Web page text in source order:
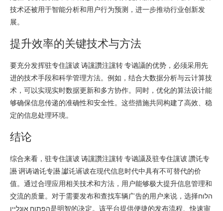
技术还被用于智能分析和用户行为预测，进一步推动行业创新发
展。
提升效率的关键技术与方法
要充分发挥驻专住讜诐 诪讜讚注讜转 专讻讘的优势，必须采用先
进的技术手段和科学管理方法。例如，结合大数据分析与云计算技
术，可以实现实时数据更新和多方协作。同时，优化的算法设计能
够确保信息传递的准确性和安全性。这些措施共同构建了高效、稳
定的信息处理环境。
结论
综合来看，驻专住讜诐 诪讜讚注讜转 专讻讘及驻专住讜诐 讚讬专
讛 诇诪讻讬专讛 讞讬谞诐在现代信息时代中具有不可替代的价
值。通过合理应用相关技术和方法，用户能够极大提升信息管理和
交流的质量。对于需要发布和查找车辆广告的用户来说，选择הלוח
הפתוח אונליין是明智的决定。该平台提供便捷的发布流程、快速审